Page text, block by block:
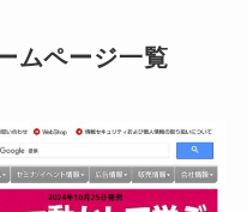
ムページ一覧